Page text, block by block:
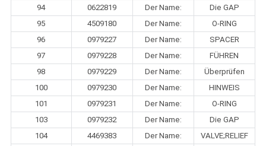
94
0622819 Der Name:
Die GAP
95
4509180 Der Name:
O-RING
96
0979227 Der Name:
SPACER
97
0979228 Der Name:
FÜHREN
98
0979229 Der Name:
Überprüfen
100
0979230 Der Name:
HINWEIS
101
0979231 Der Name:
O-RING
103
0979232 Der Name:
Die GAP
104
4469383 Der Name:
VALVE;RELIEF